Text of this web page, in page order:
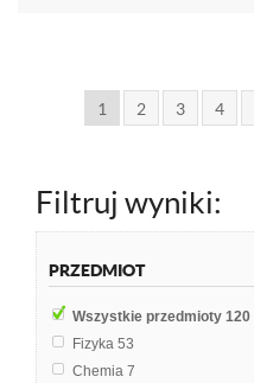
1 2 3 4
Filtruj wyniki:
PRZEDMIOT
Wszystkie przedmioty 120
Fizyka 53
Chemia 7